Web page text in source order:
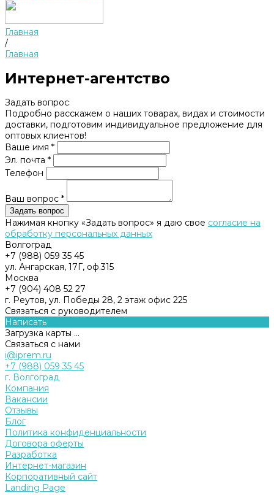
Главная
/
Главная
Интернет-агентство
Задать вопрос
Подробно расскажем о наших товарах, видах и стоимости
доставки, подготовим индивидуальное предложение для
оптовых клиентов!
Ваше имя *
Эл. почта *
Телефон
Ваш вопрос *
Нажимая кнопку «Задать вопрос» я даю свое согласие на
обработку персональных данных
Волгоград
+7 (988) 059 35 45
ул. Ангарская, 17Г, оф.315
Москва
+7 (904) 408 52 27
г. Реутов, ул. Победы 28, 2 этаж офис 225
Связаться с руководителем
Написать
Загрузка карты ...
Связаться с нами
i@iprem.ru
+7 (988) 059 35 45
г. Волгоград
Компания
Вакансии
Отзывы
Блог
Политика конфиденциальности
Договора оферты
Разработка
Интернет-магазин
Корпоративный сайт
Landing Page